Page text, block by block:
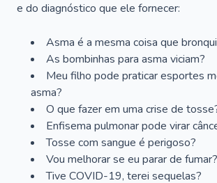
e do diagnóstico que ele fornecer:
Asma é a mesma coisa que
As bombinhas para asma viciam?
Meu filho pode praticar esportes
asma?
O que fazer em uma crise de
Enfisema pulmonar pode virar
Tosse com sangue é perigoso?
Vou melhorar se eu parar de fumar?
Tive COVID-19, terei sequelas?